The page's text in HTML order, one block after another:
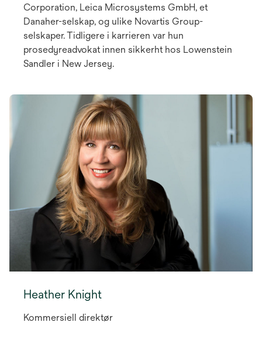
Corporation, Leica Microsystems GmbH, et
Danaher-selskap, og ulike Novartis Group-
selskaper. Tidligere i karrieren var hun
prosedyreadvokat innen sikkerht hos Lowenstein
Sandler i New Jersey.
Heather Knight
Kommersiell direktør